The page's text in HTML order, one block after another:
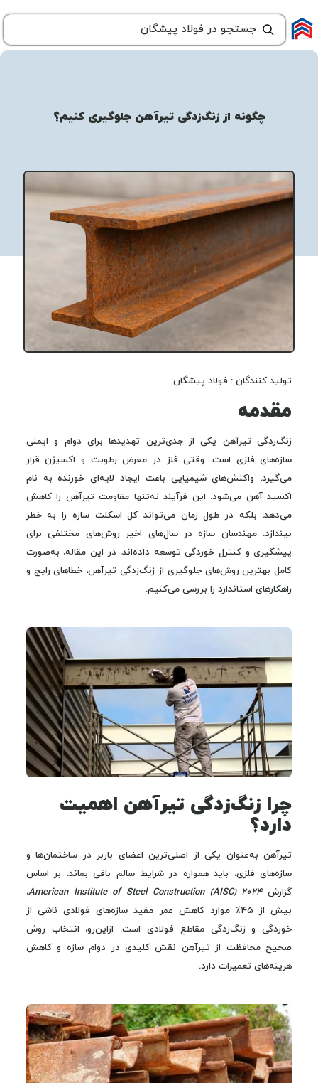
چگونه از زنگ‌زدگی تیرآهن جلوگیری کنیم؟
تولید کنندگان : فولاد پیشگان
مقدمه
زنگ‌زدگی تیرآهن یکی از جدی‌ترین تهدیدها برای دوام و ایمنی
سازه‌های فلزی است. وقتی فلز در معرض رطوبت و اکسیژن قرار
می‌گیرد، واکنش‌های شیمیایی باعث ایجاد لایه‌ای خورنده به نام
اکسید آهن می‌شود. این فرآیند نه‌تنها مقاومت تیرآهن را کاهش
می‌دهد، بلکه در طول زمان می‌تواند کل اسکلت سازه را به خطر
بیندازد. مهندسان سازه در سال‌های اخیر روش‌های مختلفی برای
پیشگیری و کنترل خوردگی توسعه داده‌اند. در این مقاله، به‌صورت
کامل بهترین روش‌های جلوگیری از زنگ‌زدگی تیرآهن، خطاهای رایج و
راهکارهای استاندارد را بررسی می‌کنیم.
چرا زنگ‌زدگی تیرآهن اهمیت
دارد؟
تیرآهن به‌عنوان یکی از اصلی‌ترین اعضای باربر در ساختمان‌ها و
سازه‌های فلزی، باید همواره در شرایط سالم باقی بماند. بر اساس
گزارشAmerican Institute of Steel Construction (AISC) 2024،
بیش از ۴۵٪ موارد کاهش عمر مفید سازه‌های فولادی ناشی از
خوردگی و زنگ‌زدگی مقاطع فولادی است. ازاین‌رو، انتخاب روش
صحیح محافظت از تیرآهن نقش کلیدی در دوام سازه و کاهش
هزینه‌های تعمیرات دارد.